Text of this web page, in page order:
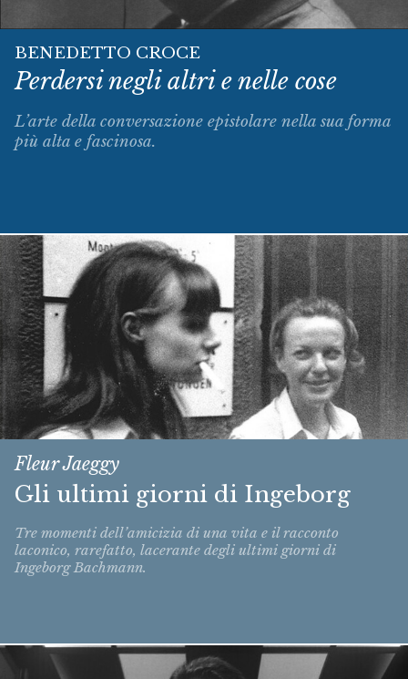
BENEDETTO CROCE
Perdersi negli altri e nelle cose
L’arte della conversazione epistolare nella sua forma
più alta e fascinosa.
Fleur Jaeggy
Gli ultimi giorni di Ingeborg
Tre momenti dell’amicizia di una vita e il racconto
laconico, rarefatto, lacerante degli ultimi giorni di
Ingeborg Bachmann.